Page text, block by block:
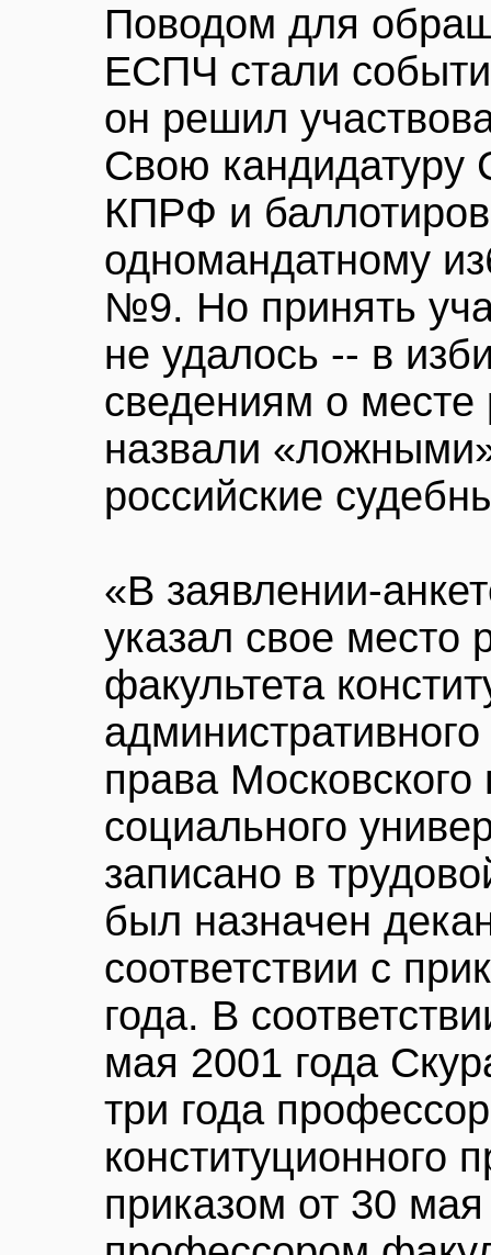
Поводом для
ЕСПЧ стали
он решил
Свою кандидатуру
КПРФ и
одномандатному
№9. Но принять
не удалось -- в
сведениям о месте
назвали
российские
«В заявлении-
указал свое место
факультета
права Московского
социального
записано в
был назначен
соответствии с
года. В
мая 2001 года
три года
конституционного
приказом от 30